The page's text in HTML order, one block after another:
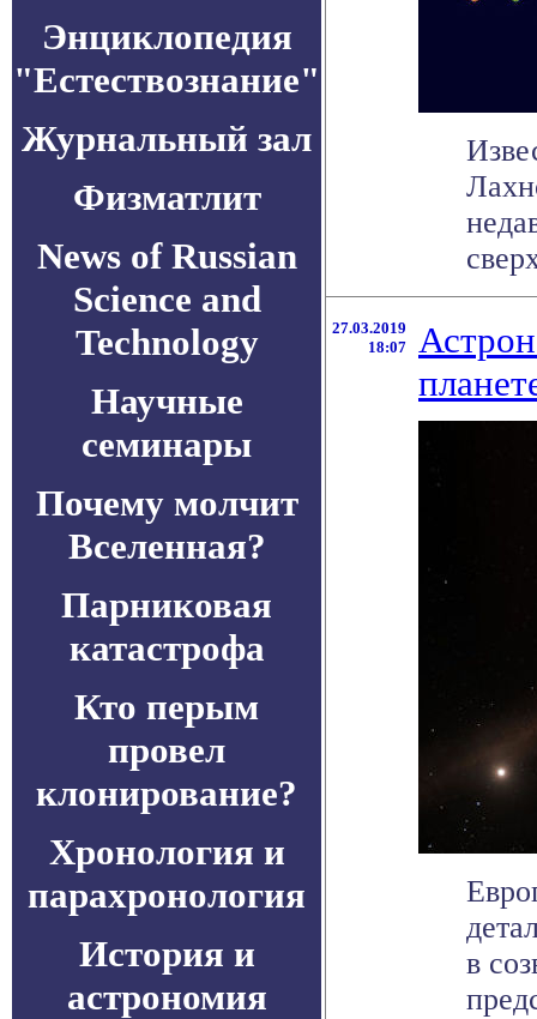
Энциклопедия
"Естествознание"
Журнальный зал
Физматлит
News of Russian
Science and
Technology
Научные
семинары
Почему молчит
Вселенная?
Парниковая
катастрофа
Кто перым
провел
клонирование?
Хронология и
парахронология
История и
астрономия
27.03.2019
18:07
в